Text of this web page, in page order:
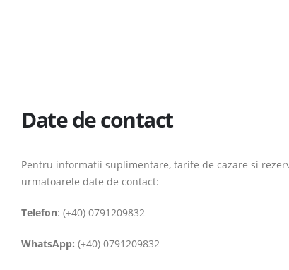
Date de contact
Pentru informatii suplimentare, tarife de cazare si
urmatoarele date de contact:
Telefon: (+40) 0791209832
WhatsApp: (+40) 0791209832